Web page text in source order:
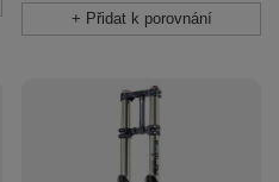
+ Přidat k porovnání